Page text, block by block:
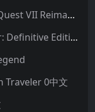
勇者斗恶龙7：重制版|Dragon Quest VII Reimagined中文
古墓丽影：决定版|Tomb Raider: Definitive Edition中文
0中文